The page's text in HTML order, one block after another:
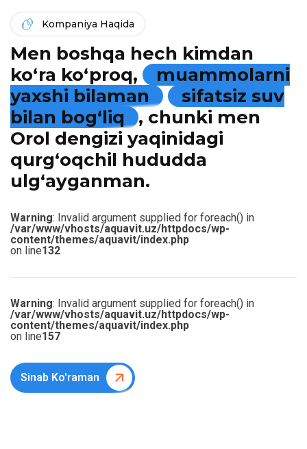
Kompaniya Haqida
Men boshqa hech kimdan
ko‘ra ko‘proq,
muammolarni
yaxshi bilaman
sifatsiz suv
bilan bog‘liq
, chunki men
Orol dengizi yaqinidagi
qurg‘oqchil hududda
ulg‘ayganman.
Warning: Invalid argument supplied for foreach() in
/var/www/vhosts/aquavit.uz/httpdocs/wp-
content/themes/aquavit/index.php
on line132
Warning: Invalid argument supplied for foreach() in
/var/www/vhosts/aquavit.uz/httpdocs/wp-
content/themes/aquavit/index.php
on line157
Sinab Ko'raman